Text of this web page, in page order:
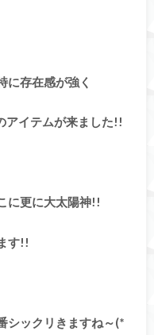
に存在感が強く
アイテムが来ました!!
に更に大太陽神!!
す!!
シックリきますね～(*